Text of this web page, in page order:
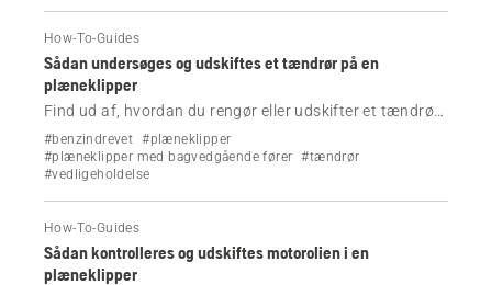
How-To-Guides
Sådan undersøges og udskiftes et tændrør på en
plæneklipper
Find ud af, hvordan du rengør eller udskifter et tændrør
på en Husqvarna-plæneklipper ved at følge en enkel
trinvis video.
#benzindrevet #plæneklipper
#plæneklipper med bagvedgående fører
#tændrør
#vedligeholdelse
How-To-Guides
Sådan kontrolleres og udskiftes motorolien i en
plæneklipper